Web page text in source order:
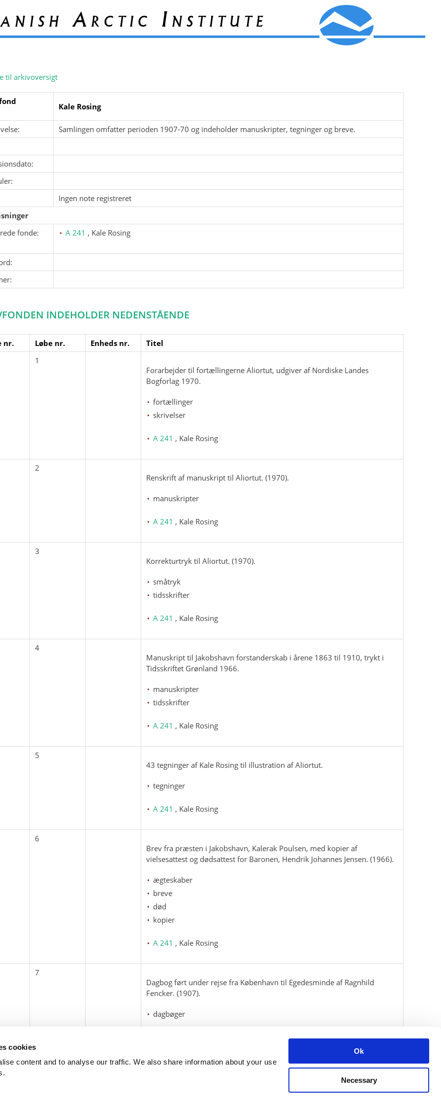
cookies
content and to analyse our traffic. We also share information about your use
Ok
Necessary
Arctic Institute
til arkivoversigt
Kale Rosing
Samlingen omfatter perioden 1907-70 og indeholder manuskripter, tegninger og breve.
Ingen note registreret
fonde:
A 241 , Kale Rosing
INDEHOLDER NEDENSTÅENDE
nr. Løbe nr. Enheds nr.
Titel
1
Forarbejder til fortællingerne Aliortut, udgiver af Nordiske Landes
Bogforlag 1970.
fortællinger
skrivelser
A 241 , Kale Rosing
2
Renskrift af manuskript til Aliortut. (1970).
manuskripter
A 241 , Kale Rosing
3
Korrekturtryk til Aliortut. (1970).
småtryk
tidsskrifter
A 241 , Kale Rosing
4
Manuskript til Jakobshavn forstanderskab i årene 1863 til 1910, trykt i
Tidsskriftet Grønland 1966.
manuskripter
tidsskrifter
A 241 , Kale Rosing
5
43 tegninger af Kale Rosing til illustration af Aliortut.
tegninger
A 241 , Kale Rosing
6
Brev fra præsten i Jakobshavn, Kalerak Poulsen, med kopier af
vielsesattest og dødsattest for Baronen, Hendrik Johannes Jensen. (1966).
ægteskaber
breve
død
kopier
A 241 , Kale Rosing
7
Dagbog ført under rejse fra København til Egedesminde af Ragnhild
Fencker. (1907).
dagbøger